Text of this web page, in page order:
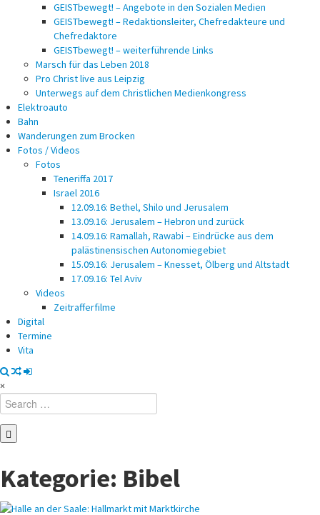
GEISTbewegt! – Angebote in den Sozialen Medien
GEISTbewegt! – Redaktionsleiter, Chefredakteure und
Chefredaktore
GEISTbewegt! – weiterführende Links
Marsch für das Leben 2018
Pro Christ live aus Leipzig
Unterwegs auf dem Christlichen Medienkongress
Elektroauto
Bahn
Wanderungen zum Brocken
Fotos / Videos
Fotos
Teneriffa 2017
Israel 2016
12.09.16: Bethel, Shilo und Jerusalem
13.09.16: Jerusalem – Hebron und zurück
14.09.16: Ramallah, Rawabi – Eindrücke aus dem
palästinensischen Autonomiegebiet
15.09.16: Jerusalem – Knesset, Ölberg und Altstadt
17.09.16: Tel Aviv
Videos
Zeitrafferfilme
Digital
Termine
Vita
×
Search
for:
Kategorie: Bibel